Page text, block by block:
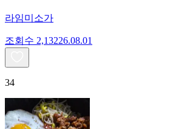
라임미소가
조회수 2,13226.08.01
34